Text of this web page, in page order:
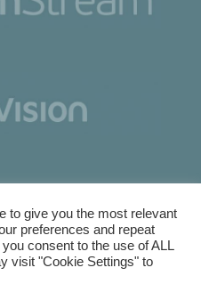
& Facilities |
to give you the most relevant
preferences and repeat
consent to the use of ALL
visit "Cookie Settings" to